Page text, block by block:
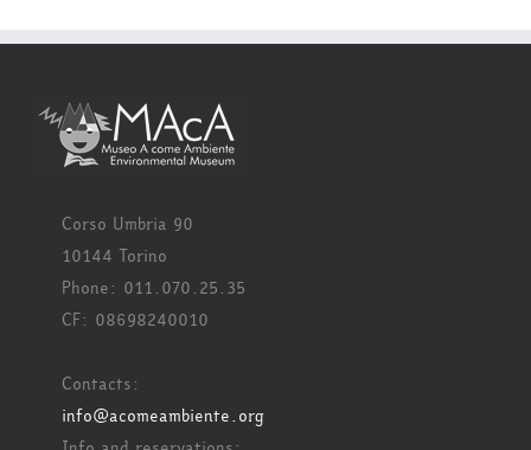
Corso Umbria 90
10144 Torino
Phone: 011.070.25.35
CF: 08698240010
Contacts:
info@acomeambiente.org